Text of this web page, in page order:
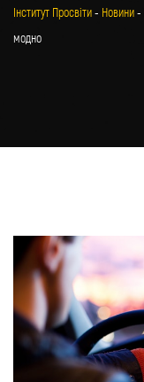
Інститут Просвіти- Новини-
модно